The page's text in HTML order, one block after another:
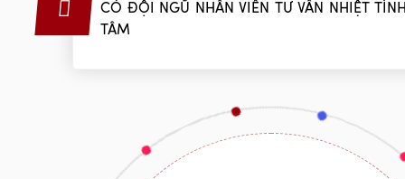
CÓ ĐỘI NGŨ NHÂN VIÊN TƯ VẤN NHIỆT
TÂM